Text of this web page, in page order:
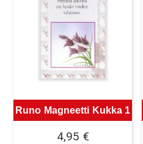
Runo Magneetti Kukka 1
4,95 €